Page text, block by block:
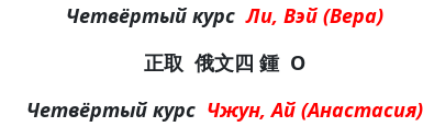
Четвёртый курс Ли, Вэй (Вера)
正取 俄文四 鍾 O
Четвёртый курс Чжун, Ай (Анастасия)